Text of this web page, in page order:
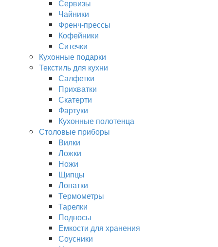
Сервизы
Чайники
Френч-прессы
Кофейники
Ситечки
Кухонные подарки
Текстиль для кухни
Салфетки
Прихватки
Скатерти
Фартуки
Кухонные полотенца
Столовые приборы
Вилки
Ложки
Ножи
Щипцы
Лопатки
Термометры
Тарелки
Подносы
Емкости для хранения
Соусники